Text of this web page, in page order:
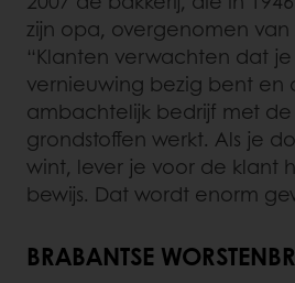
zijn opa, overgenomen van
“Klanten verwachten dat
vernieuwing bezig bent en
ambachtelijk bedrijf met
grondstoffen werkt. Als je
wint, lever je voor de klant
bewijs. Dat wordt enorm
BRABANTSE